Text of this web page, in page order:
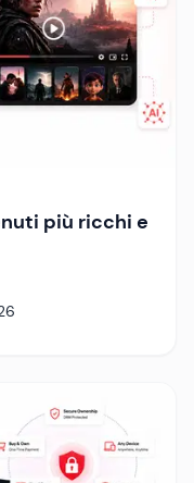
più ricchi e